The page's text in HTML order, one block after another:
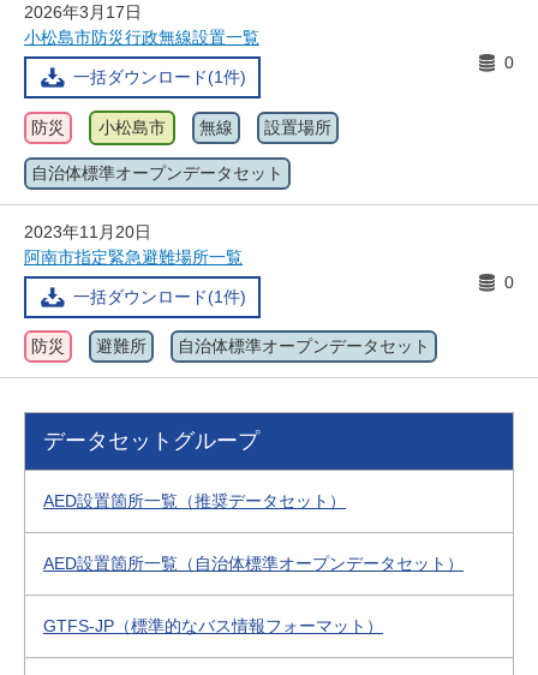
2026年3月17日
小松島市防災行政無線設置一覧
一括ダウンロード(1件)
0
防災 小松島市 無線 設置場所
自治体標準オープンデータセット
2023年11月20日
阿南市指定緊急避難場所一覧
一括ダウンロード(1件)
0
防災 避難所 自治体標準オープンデータセット
データセットグループ
AED設置箇所一覧（推奨データセット）
AED設置箇所一覧（自治体標準オープンデータセット）
GTFS-JP（標準的なバス情報フォーマット）